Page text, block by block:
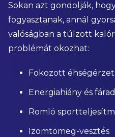
Sokan azt gondolják,
fogyasztanak, annál
valóságban a túlzott
problémát okozhat:
Fokozott éhségérzet
Energiahiány és
Romló
Izomtömeg-vesztés